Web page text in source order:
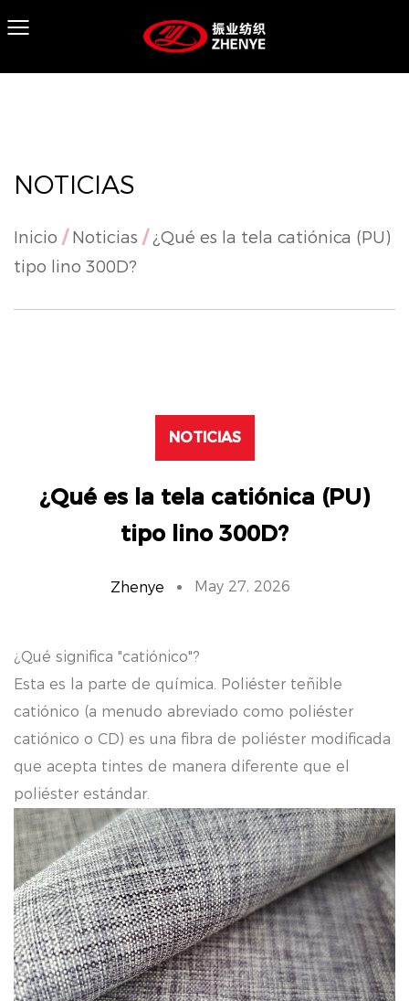
NOTICIAS
Inicio / Noticias /¿Qué es la tela catiónica (PU)
tipo lino 300D?
NOTICIAS
¿Qué es la tela catiónica (PU)
tipo lino 300D?
Zhenye May 27, 2026
¿Qué significa "catiónico"?
Esta es la parte de química. Poliéster teñible
catiónico (a menudo abreviado como poliéster
catiónico o CD) es una fibra de poliéster modificada
que acepta tintes de manera diferente que el
poliéster estándar.